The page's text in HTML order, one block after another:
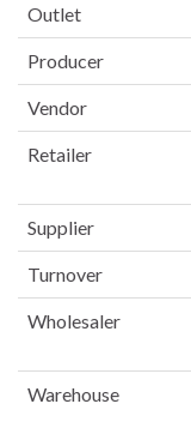
Outlet
Producer
Vendor
Retailer
Supplier
Turnover
Wholesaler
Warehouse